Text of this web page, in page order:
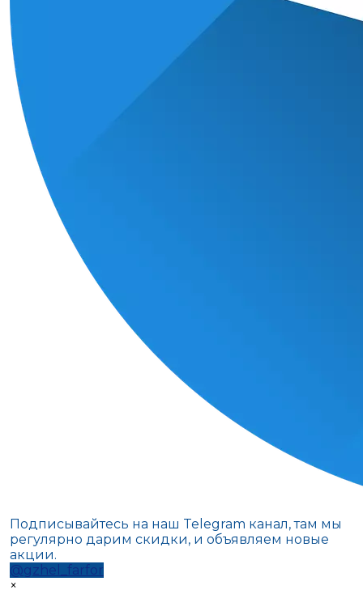
Подписывайтесь на наш Telegram канал, там мы
регулярно дарим скидки, и объявляем новые
акции.
@gzhel_farfor
×